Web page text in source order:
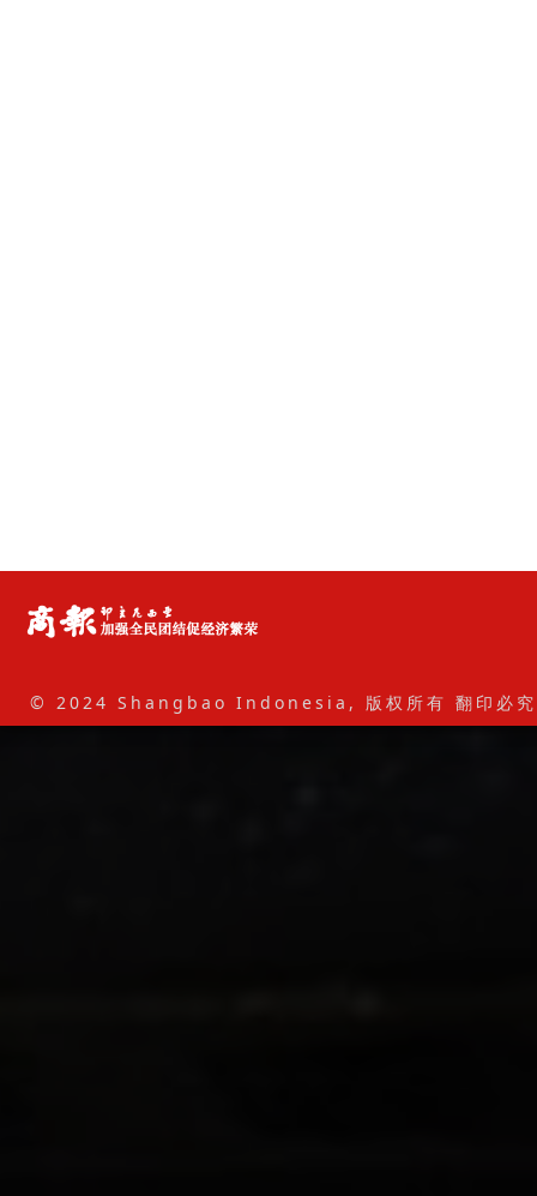
© 2024 Shangbao Indonesia, 版权所有 翻印必